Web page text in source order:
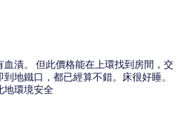
漬。 但此價格能在上環找到房間，交
地鐵口，都已經算不錯。床很好睡。
地環境安全